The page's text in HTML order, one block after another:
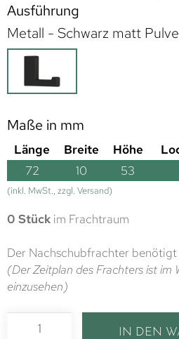
Ausführung
Metall - Schwarz matt
Maße in mm
Länge Breite Höhe
72
10 53
(inkl. MwSt., zzgl. Versand)
0 Stück im Frachtraum
Der Nachschubfrachter benötigt
(Der Zeitplan des Frachters ist im
einzusehen)
IN DEN